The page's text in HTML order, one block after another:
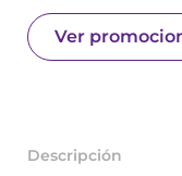
Ver
Descripción